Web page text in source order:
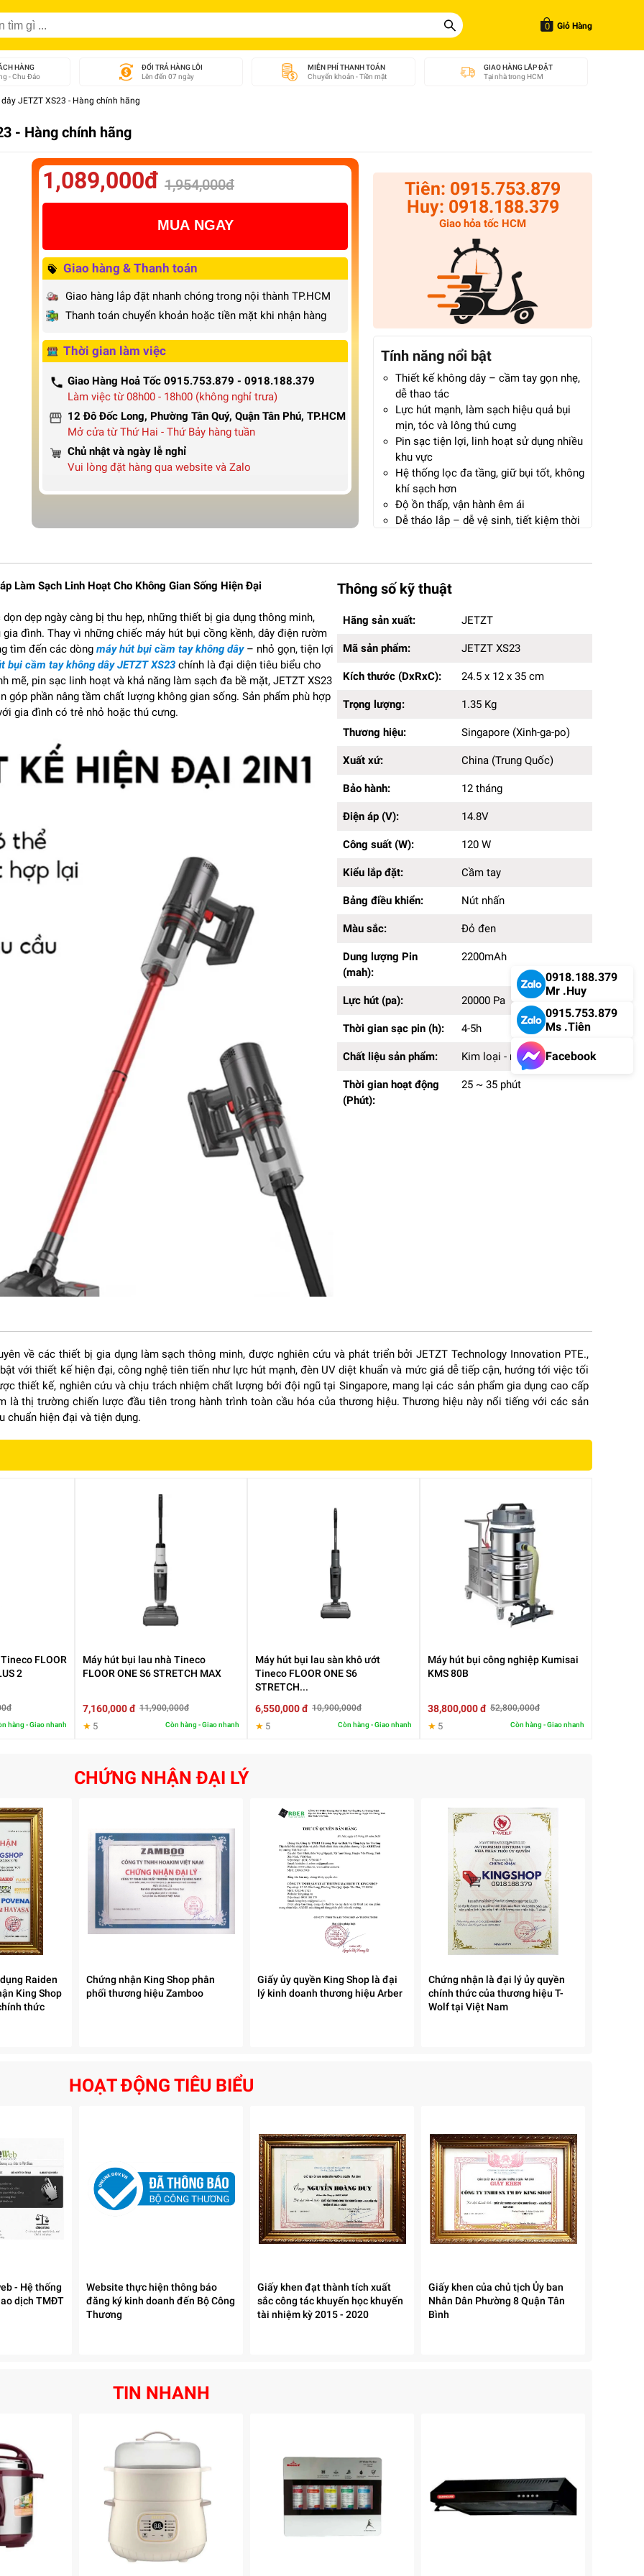
0 Giỏ Hàng
HÀNG
- Chu Đáo
ĐỔI TRẢ HÀNG LỖI
Lên đến 07 ngày
MIỄN PHÍ THANH TOÁN
Chuyển khoản - Tiền mặt
GIAO HÀNG LẮP ĐẶT
Tại nhà trong HCM
JETZT XS23 - Hàng chính hãng
- Hàng chính hãng
1,089,000đ 1,954,000đ
MUA NGAY
Giao hàng & Thanh toán
Giao hàng lắp đặt nhanh chóng trong nội thành TP.HCM
Thanh toán chuyển khoản hoặc tiền mặt khi nhận hàng
Thời gian làm việc
Giao Hàng Hoả Tốc 0915.753.879 - 0918.188.379
Làm việc từ 08h00 - 18h00 (không nghỉ trưa)
12 Đô Đốc Long, Phường Tân Quý, Quận Tân Phú, TP.HCM
Mở cửa từ Thứ Hai - Thứ Bảy hàng tuần
Chủ nhật và ngày lễ nghỉ
Vui lòng đặt hàng qua website và Zalo
Tiên: 0915.753.879
Huy: 0918.188.379
Giao hỏa tốc HCM
Tính năng nổi bật
Thiết kế không dây – cầm tay gọn nhẹ,
dễ thao tác
Lực hút mạnh, làm sạch hiệu quả bụi
mịn, tóc và lông thú cưng
Pin sạc tiện lợi, linh hoạt sử dụng nhiều
khu vực
Hệ thống lọc đa tầng, giữ bụi tốt, không
khí sạch hơn
Độ ồn thấp, vận hành êm ái
Dễ tháo lắp – dễ vệ sinh, tiết kiệm thời
tô
Bảo hành 12 tháng chính hãng
Làm Sạch Linh Hoạt Cho Không Gian Sống Hiện Đại
dẹp ngày càng bị thu hẹp, những thiết bị gia dụng thông minh,
đình. Thay vì những chiếc máy hút bụi cồng kềnh, dây điện rườm
tìm đến các dòng máy hút bụi cầm tay không dây– nhỏ gọn, tiện lợi
bụi cầm tay không dây JETZT XS23 chính là đại diện tiêu biểu cho
mẽ, pin sạc linh hoạt và khả năng làm sạch đa bề mặt, JETZT XS23
góp phần nâng tầm chất lượng không gian sống. Sản phẩm phù hợp
gia đình có trẻ nhỏ hoặc thú cưng.
phong cách tối giản, hiện đại với kích thước nhỏ gọn và trọng
tác chỉ bằng một tay. Thân máy được hoàn thiện chắc chắn, các
ngay từ lần sử dụng đầu tiên.
đến mọi ngóc ngách trong nhà mà không bị giới hạn bởi ổ cắm
làm sạch sofa, rèm cửa, gầm bàn, gầm giường, cầu thang hoặc
bị động cơ bền bỉ hoạt động với công suất 120W, tạo lực hút
bụi mịn, tóc rụng, lông thú cưng, vụn thức ăn hay các hạt bụi li ti
mà vẫn tiết kiệm năng lượng, đồng thời giảm thiểu tiếng ồn trong
đình có trẻ nhỏ hoặc người cao tuổi.
hút dạng khe thì máy hút bụi dùng pin
này còn tích hợp thêm giẻ lau
Hãng sản xuất:JETZT
Mã sản phẩm:
Kích thước (DxRxC):
24.5 x 12 x 35cm
Thương hiệu:Singapore (Xinh-ga-po)
Bảo hành:12 tháng
Điện áp (V):
Công suất (W):
Kiểu lắp đặt:
Màu sắc:Đỏ đen
Lực hút (pa):
Thời gian sạc pin (h):
Chất liệu sản phẩm:
Kim loại - nhựa
Thời gian hoạt động (Phút):25 ~ 35 phút
Thông số kỹ thuật
Hãng sản xuất: JETZT
Mã sản phẩm: JETZT XS23
Kích thước (DxRxC): 24.5 x 12 x 35 cm
Trọng lượng: 1.35 Kg
Thương hiệu: Singapore (Xinh-ga-po)
Xuất xứ: China (Trung Quốc)
Bảo hành: 12 tháng
Điện áp (V): 14.8V
Công suất (W): 120 W
Kiểu lắp đặt: Cầm tay
Bảng điều khiển: Nút nhấn
Màu sắc: Đỏ đen
Dung lượng Pin
(mah):
2200mAh
Lực hút (pa): 20000 Pa
Thời gian sạc pin (h): 4-5h
Chất liệu sản phẩm: Kim loại - nhựa
Thời gian hoạt động
(Phút):
25 ~ 35 phút
về các thiết bị gia dụng làm sạch thông minh, được nghiên cứu và phát triển bởi JETZT Technology Innovation PTE.,
với thiết kế hiện đại, công nghệ tiên tiến như lực hút mạnh, đèn UV diệt khuẩn và mức giá dễ tiếp cận, hướng tới việc tối
thiết kế, nghiên cứu và chịu trách nhiệm chất lượng bởi đội ngũ tại Singapore, mang lại các sản phẩm gia dụng cao cấp
là thị trường chiến lược đầu tiên trong hành trình toàn cầu hóa của thương hiệu. Thương hiệu này nổi tiếng với các sản
chuẩn hiện đại và tiện dụng.
FLOOR
2
hàng - Giao nhanh
Máy hút bụi lau nhà Tineco
FLOOR ONE S6 STRETCH MAX
7,160,000 đ 11,900,000đ
★ 5 Còn hàng - Giao nhanh
Máy hút bụi lau sàn khô ướt
Tineco FLOOR ONE S6
STRETCH...
6,550,000 đ 10,900,000đ
★ 5 Còn hàng - Giao nhanh
Máy hút bụi công nghiệp Kumisai
KMS 80B
38,800,000 đ 52,800,000đ
★ 5 Còn hàng - Giao nhanh
CHỨNG NHẬN ĐẠI LÝ
Raiden
King Shop
thức
Chứng nhận King Shop phân
phối thương hiệu Zamboo
Giấy ủy quyền King Shop là đại
lý kinh doanh thương hiệu Arber
Chứng nhận là đại lý ủy quyền
chính thức của thương hiệu T-
Wolf tại Việt Nam
HOẠT ĐỘNG TIÊU BIỂU
- Hệ thống
dịch TMĐT
Website thực hiện thông báo
đăng ký kinh doanh đến Bộ Công
Thương
Giấy khen đạt thành tích xuất
sắc công tác khuyến học khuyến
tài nhiệm kỳ 2015 - 2020
Giấy khen của chủ tịch Ủy ban
Nhân Dân Phường 8 Quận Tân
Bình
TIN NHANH
0918.188.379
Mr .Huy
0915.753.879
Ms .Tiên
Facebook